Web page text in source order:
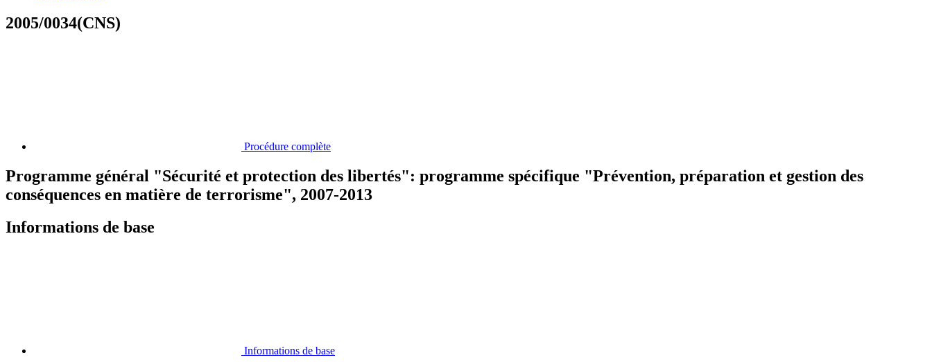
2005/0034(CNS)
Procédure complète
Programme général "Sécurité et protection des libertés": programme spécifique "Prévention, préparation et gestion des
conséquences en matière de terrorisme", 2007-2013
Informations de base
Informations de base